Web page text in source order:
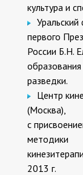
культура и
первого
России Б.Н.
разведки.
Центр
(Москва),
с
методики
2013 г.